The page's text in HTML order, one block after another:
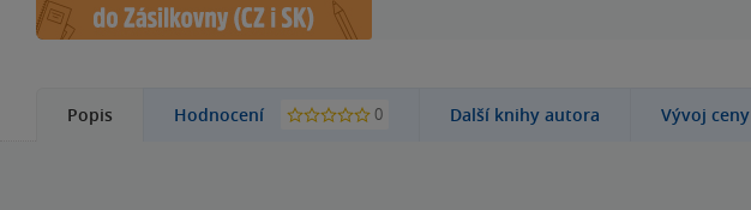
Popis Hodnocení 0 Další knihy autora Vývoj ceny